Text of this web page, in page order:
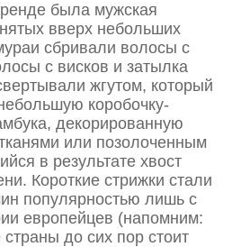
была мужская
вверх небольших
сбривали волосы с
с висков и затылка
жгутом, который
коробочку-
декорированную
или позолоченным
в результате хвост
Короткие стрижки стали
популярностью лишь с
европейцев (напомним:
до сих пор стоит